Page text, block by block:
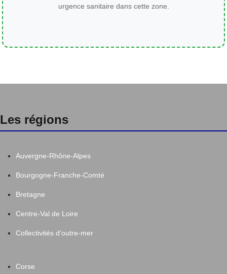
urgence sanitaire dans cette zone.
Les régions
Auvergne-Rhône-Alpes
Bourgogne-Franche-Comté
Bretagne
Centre-Val de Loire
Collectivités d'outre-mer
Corse